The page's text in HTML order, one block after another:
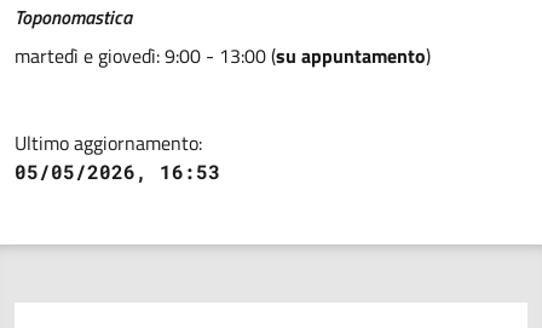
Toponomastica
martedì e giovedì: 9:00 - 13:00 (su appuntamento)
Ultimo aggiornamento:
05/05/2026, 16:53